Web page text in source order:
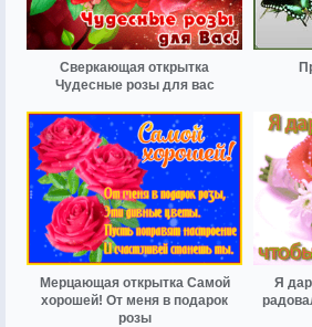
Сверкающая открытка
Чудесные розы для вас
Мерцающая открытка Самой
хорошей! От меня в подарок
розы
Я